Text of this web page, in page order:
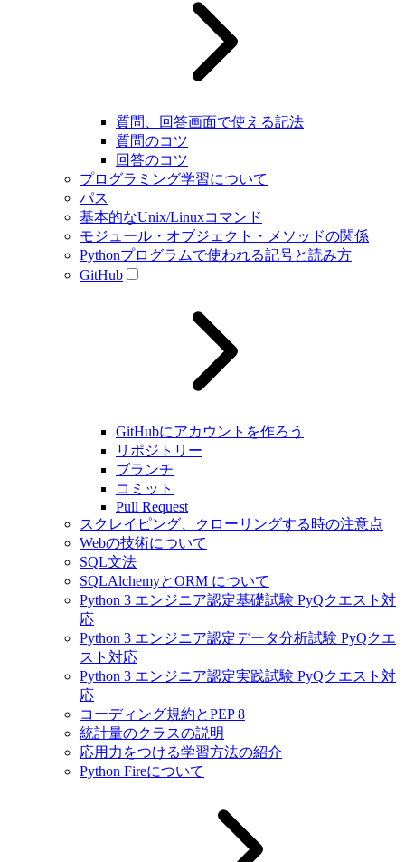
質問、回答画面で使える記法
質問のコツ
回答のコツ
プログラミング学習について
パス
基本的なUnix/Linuxコマンド
モジュール・オブジェクト・メソッドの関係
Pythonプログラムで使われる記号と読み方
GitHub
GitHubにアカウントを作ろう
リポジトリー
ブランチ
コミット
Pull Request
スクレイピング、クローリングする時の注意点
Webの技術について
SQL文法
SQLAlchemyとORM について
Python 3 エンジニア認定基礎試験 PyQクエスト対
応
Python 3 エンジニア認定データ分析試験 PyQクエ
スト対応
Python 3 エンジニア認定実践試験 PyQクエスト対
応
コーディング規約とPEP 8
統計量のクラスの説明
応用力をつける学習方法の紹介
Python Fireについて